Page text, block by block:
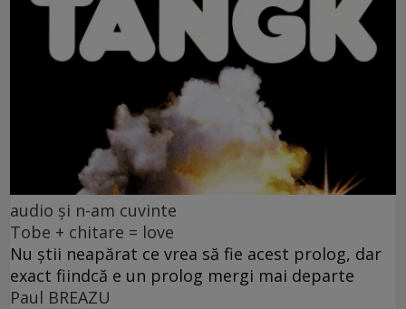
audio și n-am cuvinte
Tobe + chitare = love
Nu știi neapărat ce vrea să fie acest prolog, dar
exact fiindcă e un prolog mergi mai departe
Paul BREAZU